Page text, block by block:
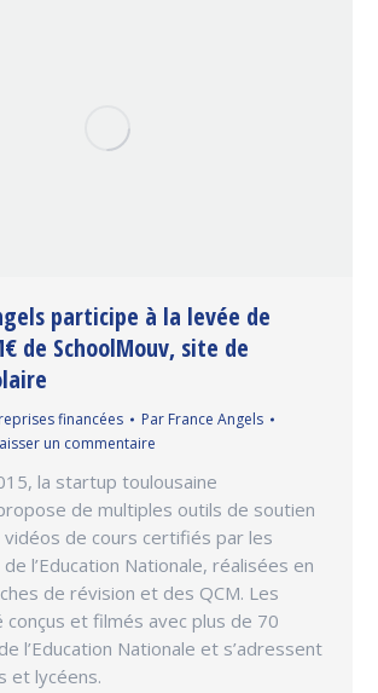
participe à la levée de
de SchoolMouv, site de
financées Par France Angels
un commentaire
la startup toulousaine
de multiples outils de soutien
vidéos de cours certifiés par les
l’Education Nationale, réalisées en
de révision et des QCM. Les
et filmés avec plus de 70
l’Education Nationale et s’adressent
et lycéens.